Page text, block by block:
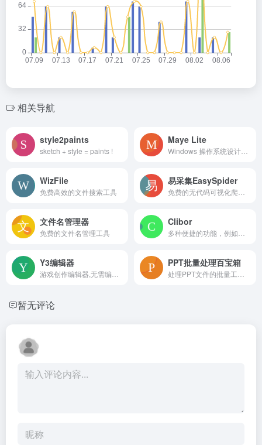
相关导航
style2paints
sketch + style = paints !
Maye Lite
WizFile
免费高效的文件搜索工具
易采集EasySpider
文件名管理器
免费的文件名管理工具
Clibor
Y3编辑器 PPT批量处理百宝箱
暂无评论